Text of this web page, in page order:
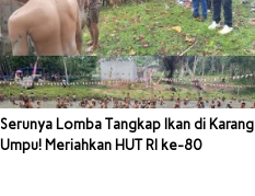
Serunya Lomba Tangkap Ikan di Karang
Umpu! Meriahkan HUT RI ke-80